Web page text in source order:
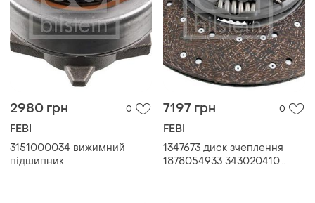
2980 грн 0
FEBI
3151000034 вижимний
підшипник
7197 грн 0
FEBI
1347673 диск зчеплення
1878054933 343020410